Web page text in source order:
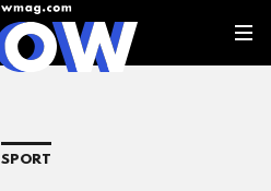
SPORT